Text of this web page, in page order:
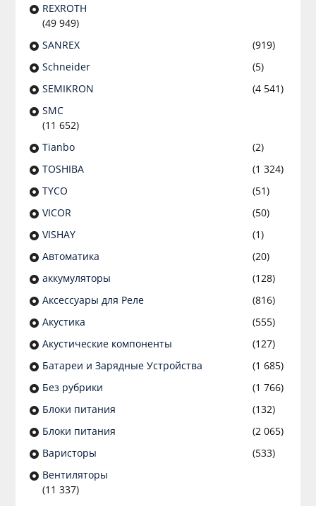
REXROTH
(49 949)
SANREX
(919)
Schneider
(5)
SEMIKRON
(4 541)
SMC
(11 652)
Tianbo
(2)
TOSHIBA
(1 324)
TYCO
(51)
VICOR
(50)
VISHAY
(1)
Автоматика
(20)
аккумуляторы
(128)
Аксессуары для Реле
(816)
Акустика
(555)
Акустические компоненты
(127)
Батареи и Зарядные Устройства
(1 685)
Без рубрики
(1 766)
Блоки питания
(132)
Блоки питания
(2 065)
Варисторы
(533)
Вентиляторы
(11 337)